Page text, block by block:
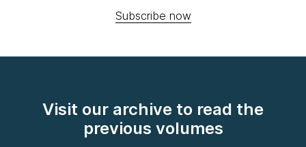
Subscribe now
Visit our archive to read the
previous volumes